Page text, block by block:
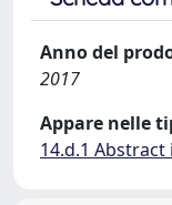
Anno del
2017
Appare nelle
14.d.1